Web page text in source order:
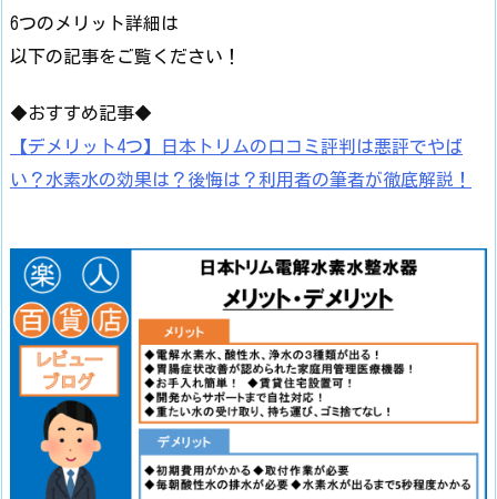
6つのメリット詳細は
以下の記事をご覧ください！
◆おすすめ記事◆
【デメリット4つ】日本トリムの口コミ評判は悪評でやば
い？水素水の効果は？後悔は？利用者の筆者が徹底解説！